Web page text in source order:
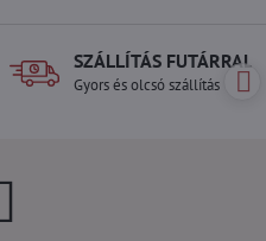
SZÁLLÍTÁS FUTÁRRAL
Gyors és olcsó szállítás